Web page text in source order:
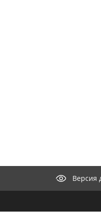
Версия